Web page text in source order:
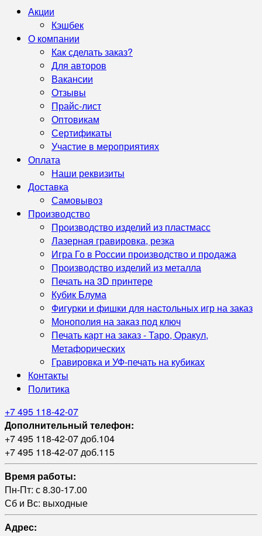
Акции
Кэшбек
О компании
Как сделать заказ?
Для авторов
Вакансии
Отзывы
Прайс-лист
Оптовикам
Сертификаты
Участие в мероприятиях
Оплата
Наши реквизиты
Доставка
Самовывоз
Производство
Производство изделий из пластмасс
Лазерная гравировка, резка
Игра Го в России производство и продажа
Производство изделий из металла
Печать на 3D принтере
Кубик Блума
Фигурки и фишки для настольных игр на заказ
Монополия на заказ под ключ
Печать карт на заказ - Таро, Оракул,
Метафорических
Гравировка и УФ‑печать на кубиках
Контакты
Политика
+7 495 118-42-07
Дополнительный телефон:
+7 495 118-42-07 доб.104
+7 495 118-42-07 доб.115
Время работы:
Пн-Пт: с 8.30-17.00
Сб и Вс: выходные
Адрес: